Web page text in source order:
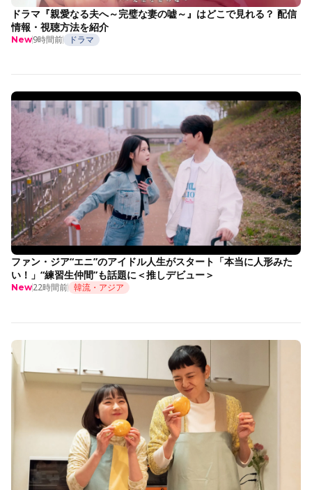
ドラマ『親愛なる夫へ～完璧な妻の嘘～』はどこで見れる？ 配信
情報・視聴方法を紹介
New9時間前 ドラマ
ファン・ジア“エニ”のアイドル人生がスタート「本当に人形みた
い！」“練習生仲間”も話題に＜推しデビュー＞
New22時間前 韓流・アジア